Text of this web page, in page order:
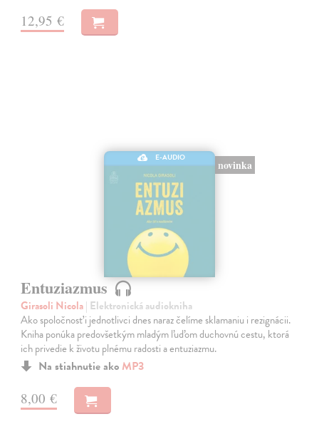
12,95 €
E-AUDIO
novinka
Entuziazmus
Girasoli Nicola| Elektronická audiokniha
Ako spoločnosť i jednotlivci dnes naraz čelíme sklamaniu i rezignácii.
Kniha ponúka predovšetkým mladým ľuďom duchovnú cestu, ktorá
ich privedie k životu plnému radosti a entuziazmu.
Na stiahnutie ako MP3
8,00 €